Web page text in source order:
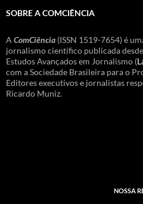
SOBRE A COMCIÊNCIA
AComCiência (ISSN 1519-7654) é
jornalismo científico publicada
Estudos Avançados em Jornalismo (
com a Sociedade Brasileira para o
Editores executivos e jornalistas
Ricardo Muniz.
NOSSA